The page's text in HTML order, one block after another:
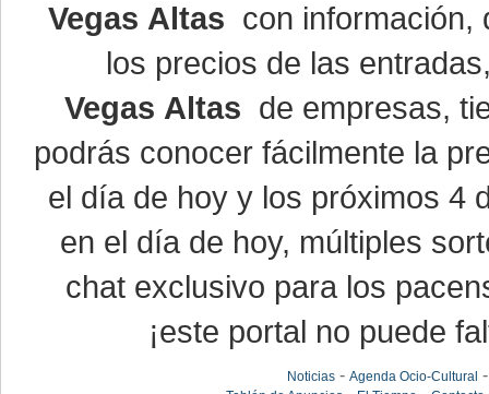
Vegas Altas con información,
los precios de las
Vegas Altas de empresas,
podrás conocer fácilmente la
el día de hoy y los próximos 4
en el día de hoy, múltiples
chat exclusivo para los
¡este portal no puede
Noticias -Agenda Ocio-Cultural